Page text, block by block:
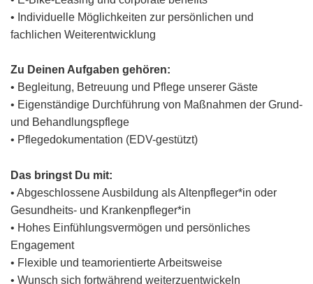
• Individuelle Möglichkeiten zur persönlichen und
fachlichen Weiterentwicklung
Zu Deinen Aufgaben gehören:
• Begleitung, Betreuung und Pflege unserer Gäste
• Eigenständige Durchführung von Maßnahmen der Grund-
und Behandlungspflege
• Pflegedokumentation (EDV-gestützt)
Das bringst Du mit:
• Abgeschlossene Ausbildung als Altenpfleger*in oder
Gesundheits- und Krankenpfleger*in
• Hohes Einfühlungsvermögen und persönliches
Engagement
• Flexible und teamorientierte Arbeitsweise
• Wunsch sich fortwährend weiterzuentwickeln